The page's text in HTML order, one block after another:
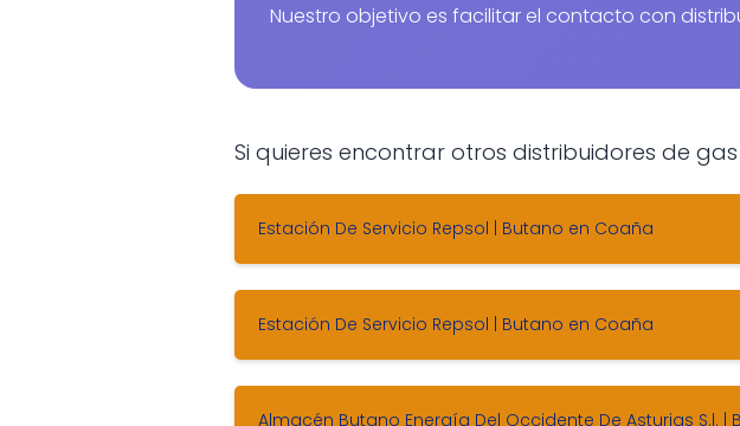
Nuestro objetivo es facilitar el contacto con
Si quieres encontrar otros distribuidores de
Estación De Servicio Repsol | Butano en Coaña
Estación De Servicio Repsol | Butano en Coaña
Almacén Butano Energía Del Occidente De Asturias S.l. |